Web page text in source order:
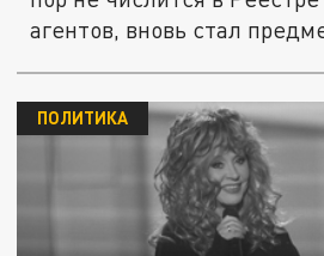
агентов, вновь стал
ПОЛИТИКА